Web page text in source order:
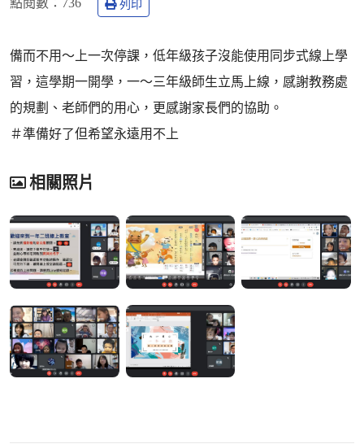
點閱數： 736 列印
備而不用～上一次停課，低年級孩子沒能使用同步式線上學
習，這學期一開學，一～三年級師生立馬上線，感謝教務處
的規劃、老師們的用心，更感謝家長們的協助。
＃準備好了但希望永遠用不上
相關照片